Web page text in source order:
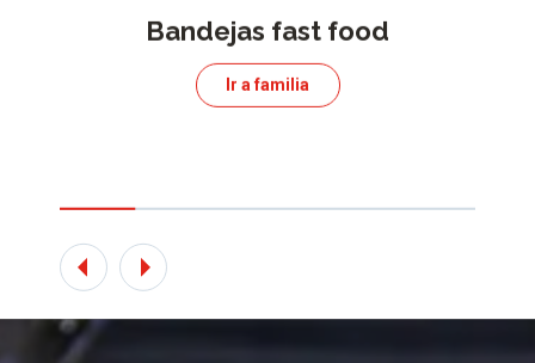
Bandejas fast food
Ir a familia